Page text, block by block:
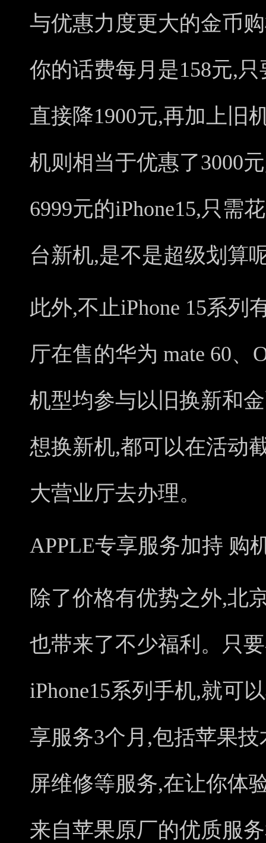
与优惠力度更大的金币
你的话费每月是158元,
直接降1900元,再加上旧
机则相当于优惠了3000
6999元的iPhone15,只需
台新机,是不是超级划算
此外,不止iPhone 15系列
厅在售的华为 mate 60、
机型均参与以旧换新和
想换新机,都可以在活动
大营业厅去办理。
APPLE专享服务加持 购
除了价格有优势之外,北
也带来了不少福利。只
iPhone15系列手机,就可
享服务3个月,包括苹果
屏维修等服务,在让你体
来自苹果原厂的优质服